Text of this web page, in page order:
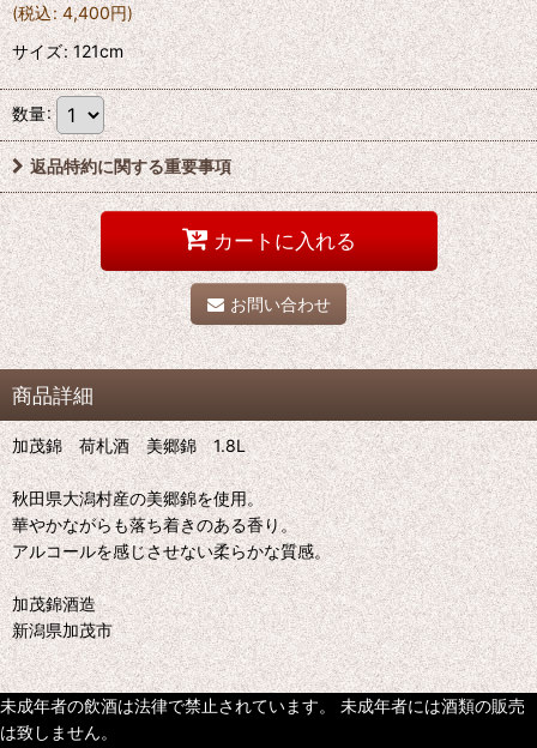
(税込: 4,400円)
サイズ:121cm
数量:
返品特約に関する重要事項
カートに入れる
お問い合わせ
商品詳細
加茂錦 荷札酒 美郷錦 1.8L
秋田県大潟村産の美郷錦を使用。
華やかながらも落ち着きのある香り。
アルコールを感じさせない柔らかな質感。
加茂錦酒造
新潟県加茂市
未成年者の飲酒は法律で禁止されています。 未成年者には酒類の販売
は致しません。